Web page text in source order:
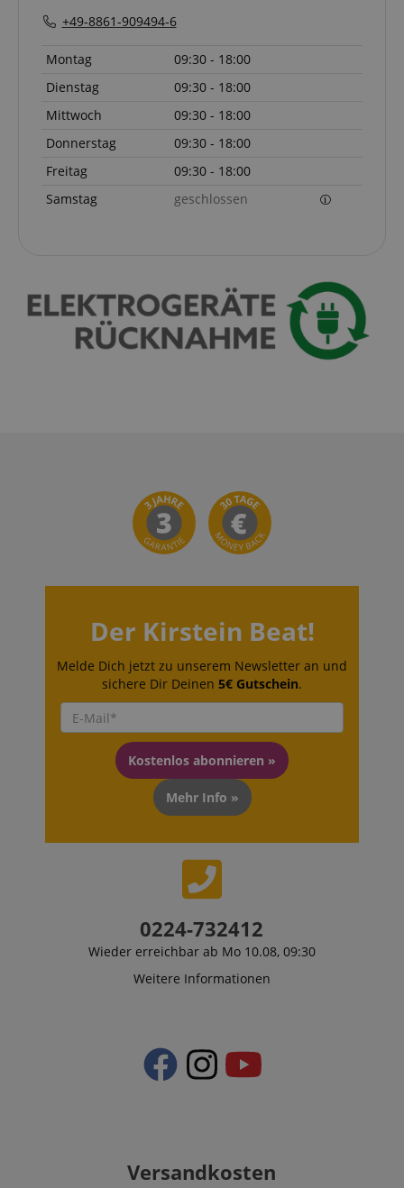
+49-8861-909494-6
Montag
09:30 - 18:00
Dienstag
09:30 - 18:00
Mittwoch
09:30 - 18:00
Donnerstag
09:30 - 18:00
Freitag
09:30 - 18:00
Samstag
geschlossen
Der Kirstein Beat!
Melde Dich jetzt zu unserem Newsletter an und
sichere Dir Deinen 5€ Gutschein.
Kostenlos abonnieren »
Mehr Info »
0224-732412
Wieder erreichbar ab Mo 10.08, 09:30
Weitere Informationen
Versandkosten
Datenschutzerklärung